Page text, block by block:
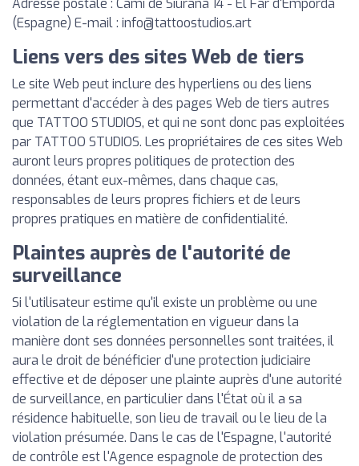
Adresse postale : Camí de Siurana 14 - El Far d'Empordà
(Espagne) E-mail : info@tattoostudios.art
Liens vers des sites Web de tiers
Le site Web peut inclure des hyperliens ou des liens
permettant d'accéder à des pages Web de tiers autres
que TATTOO STUDIOS, et qui ne sont donc pas exploitées
par TATTOO STUDIOS. Les propriétaires de ces sites Web
auront leurs propres politiques de protection des
données, étant eux-mêmes, dans chaque cas,
responsables de leurs propres fichiers et de leurs
propres pratiques en matière de confidentialité.
Plaintes auprès de l'autorité de
surveillance
Si l'utilisateur estime qu'il existe un problème ou une
violation de la réglementation en vigueur dans la
manière dont ses données personnelles sont traitées, il
aura le droit de bénéficier d'une protection judiciaire
effective et de déposer une plainte auprès d'une autorité
de surveillance, en particulier dans l'État où il a sa
résidence habituelle, son lieu de travail ou le lieu de la
violation présumée. Dans le cas de l'Espagne, l'autorité
de contrôle est l'Agence espagnole de protection des